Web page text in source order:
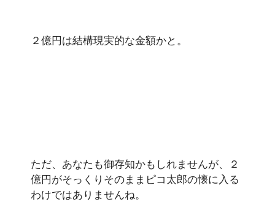
２億円は結構現実的な金額かと。
ただ、あなたも御存知かもしれませんが、２
億円がそっくりそのままピコ太郎の懐に入る
わけではありませんね。